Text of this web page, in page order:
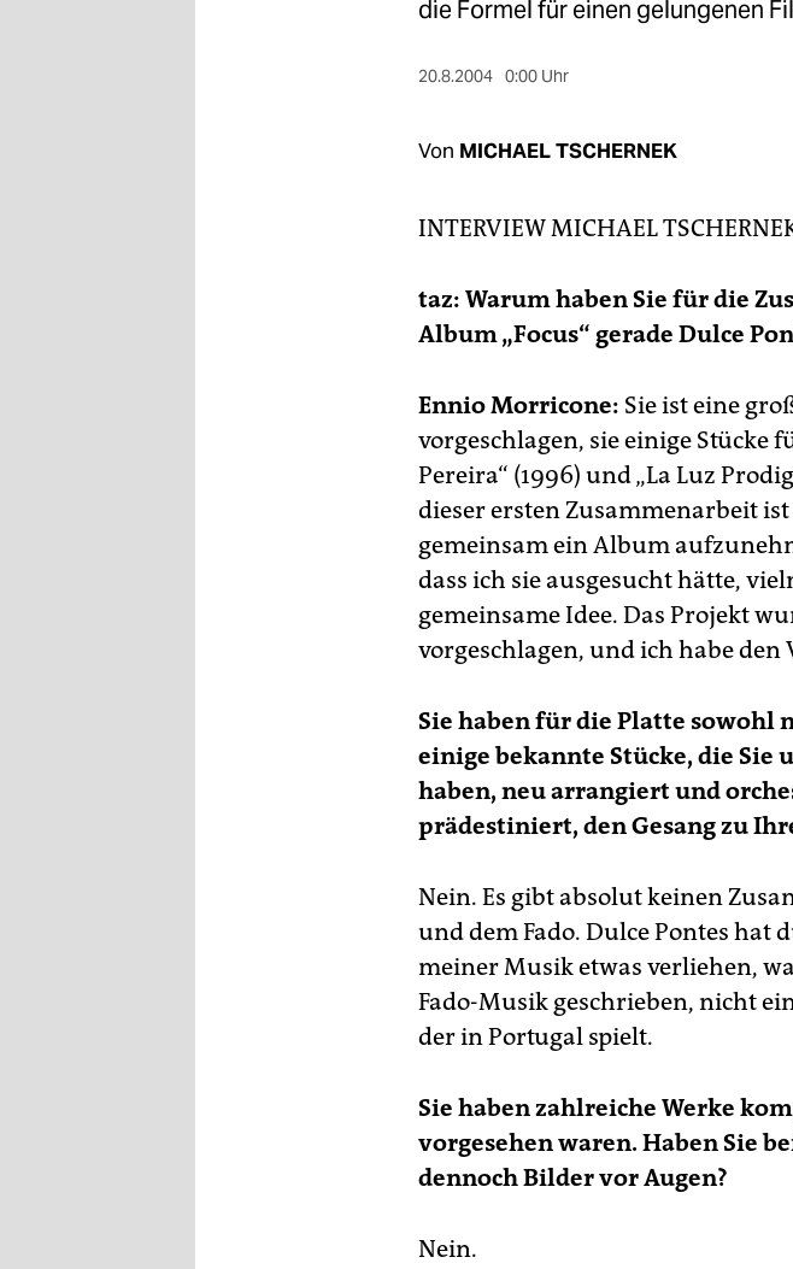
die Formel für einen gelungenen
20.8.2004 0:00 Uhr
Von MICHAEL TSCHERNEK
INTERVIEWMICHAEL
taz: Warum haben Sie für die
Album „Focus“ gerade Dulce
Ennio Morricone: Sie ist eine
vorgeschlagen, sie einige Stücke
Pereira“ (1996) und „La Luz
dieser ersten Zusammenarbeit
gemeinsam ein Album
dass ich sie ausgesucht hätte,
gemeinsame Idee. Das Projekt
vorgeschlagen, und ich habe den
Sie haben für die Platte sowohl
einige bekannte Stücke, die
haben, neu arrangiert und
prädestiniert, den Gesang zu
Nein. Es gibt absolut keinen
und dem Fado. Dulce Pontes
meiner Musik etwas verliehen,
Fado-Musik geschrieben, nicht
der in Portugal spielt.
Sie haben zahlreiche Werke
vorgesehen waren. Haben Sie
dennoch Bilder vor Augen?
Nein.